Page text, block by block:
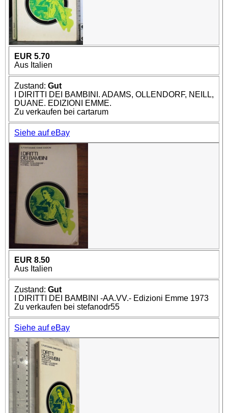
EUR 5.70
Aus Italien
Zustand: Gut
I DIRITTI DEI BAMBINI. ADAMS, OLLENDORF, NEILL,
DUANE. EDIZIONI EMME.
Zu verkaufen bei cartarum
Siehe auf eBay
EUR 8.50
Aus Italien
Zustand: Gut
I DIRITTI DEI BAMBINI -AA.VV.- Edizioni Emme 1973
Zu verkaufen bei stefanodr55
Siehe auf eBay